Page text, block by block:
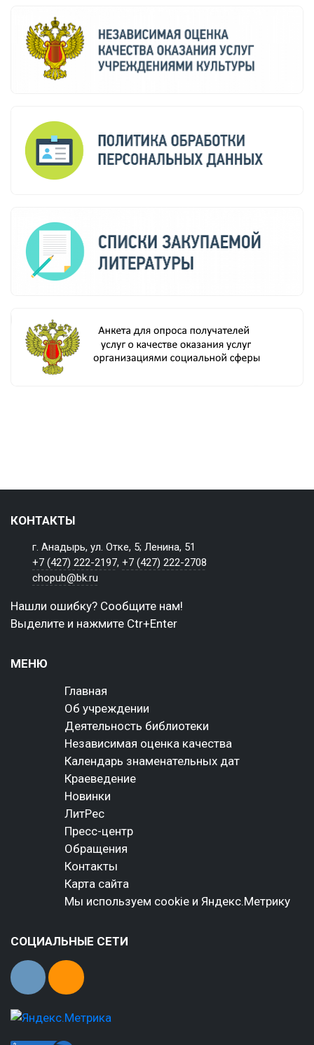
КОНТАКТЫ
г. Анадырь, ул. Отке, 5; Ленина, 51
+7 (427) 222-2197,+7 (427) 222-2708
chopub@bk.ru
Нашли ошибку? Сообщите нам!
Выделите и нажмите Ctr+Enter
МЕНЮ
Главная
Об учреждении
Деятельность библиотеки
Независимая оценка качества
Календарь знаменательных дат
Краеведение
Новинки
ЛитРес
Пресс-центр
Обращения
Контакты
Карта сайта
Мы используем cookie и Яндекс.Метрику
СОЦИАЛЬНЫЕ СЕТИ